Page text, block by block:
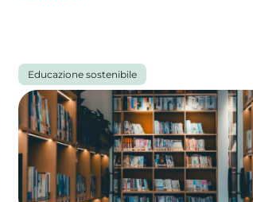
Educazione sostenibile